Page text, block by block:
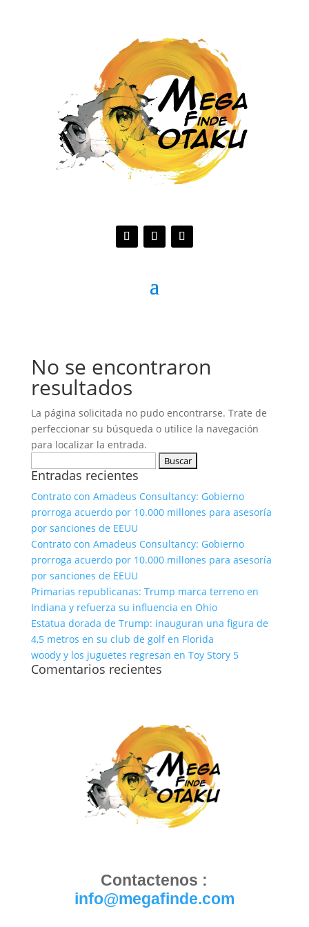
No se encontraron
resultados
La página solicitada no pudo encontrarse. Trate de
perfeccionar su búsqueda o utilice la navegación
para localizar la entrada.
Entradas recientes
Contrato con Amadeus Consultancy: Gobierno
prorroga acuerdo por 10.000 millones para asesoría
por sanciones de EEUU
Contrato con Amadeus Consultancy: Gobierno
prorroga acuerdo por 10.000 millones para asesoría
por sanciones de EEUU
Primarias republicanas: Trump marca terreno en
Indiana y refuerza su influencia en Ohio
Estatua dorada de Trump: inauguran una figura de
4,5 metros en su club de golf en Florida
woody y los juguetes regresan en Toy Story 5
Comentarios recientes
Contactenos :
info@megafinde.com